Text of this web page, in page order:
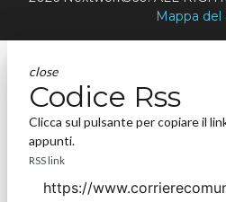
Mappa del
close
Codice Rss
Clicca sul pulsante per copiare il
appunti.
RSS link